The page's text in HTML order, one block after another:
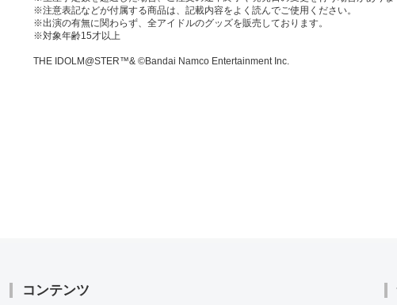
※注意表記などが付属する商品は、記載内容をよく読んでご使用ください。
※出演の有無に関わらず、全アイドルのグッズを販売しております。
※対象年齢15才以上
THE IDOLM@STER™& ©Bandai Namco Entertainment Inc.
コンテンツ